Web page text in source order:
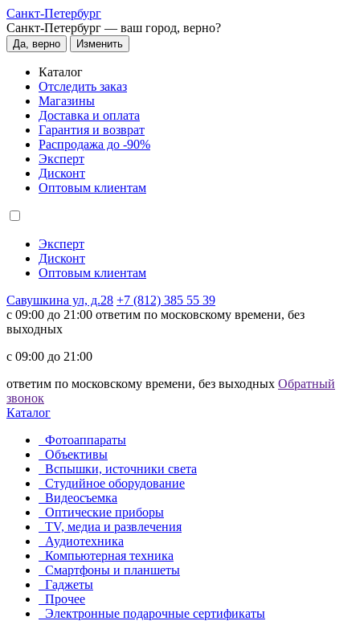
Санкт-Петербург
Санкт-Петербург — ваш город, верно?
Да, верно Изменить
Каталог
Отследить заказ
Магазины
Доставка и оплата
Гарантия и возврат
Распродажа до -90%
Эксперт
Дисконт
Оптовым клиентам
Эксперт
Дисконт
Оптовым клиентам
Савушкина ул, д.28 +7 (812) 385 55 39
c 09:00 до 21:00 ответим по московскому времени, без
выходных
c 09:00 до 21:00
ответим по московскому времени, без выходных Обратный
звонок
Каталог
Фотоаппараты
Объективы
Вспышки, источники света
Студийное оборудование
Видеосъемка
Оптические приборы
TV, медиа и развлечения
Аудиотехника
Компьютерная техника
Смартфоны и планшеты
Гаджеты
Прочее
Электронные подарочные сертификаты